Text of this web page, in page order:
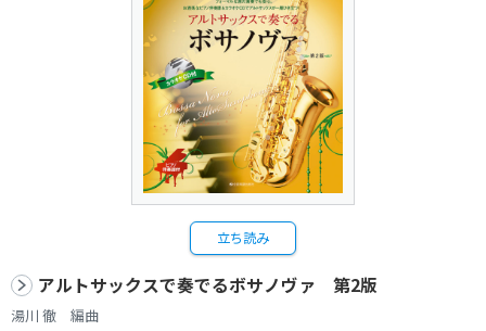
立ち読み
アルトサックスで奏でるボサノヴァ 第2版
湯川 徹 編曲